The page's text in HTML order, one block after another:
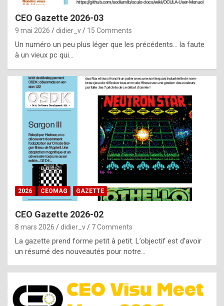
i
e
f
o
m
m
a
y
b
e
b
y
g
e
n
u
i
n
CEO Gazette 2026-03
9 mai 2026 didier_v 15 Comments
Un numéro un peu plus léger que les précédents… la faute
à un vieux pc qui…
2026 CEOMAG GAZETTE
CEO Gazette 2026-02
8 mars 2026 didier_v 7 Comments
La gazette prend forme petit à petit. L’objectif est d’avoir
un résumé des nouveautés pour notre…